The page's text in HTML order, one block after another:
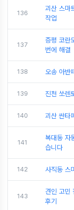
136
괴산 스마
작업
137
증평 코란
번에 해결
138 오송 아반
139 진천 쏘렌
140 괴산 싼타
141
복대동 자
습니다
142 사직동 스
143
견인 고민
후기